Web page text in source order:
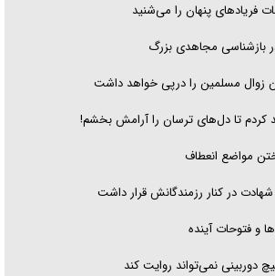
فریاد‌های پنهان را می‌شنید
بازشناسی مجاهدی بزرگ
زوال مسلمین را درپی خواهد داشت
کردم تا دل‌های ترسان را آرامش بخشم!
مواضع انعطاف
در کنار رزمندگانش قرار داشت
فتوحات آینده
دوربینی نمی‌تواند روایت کند